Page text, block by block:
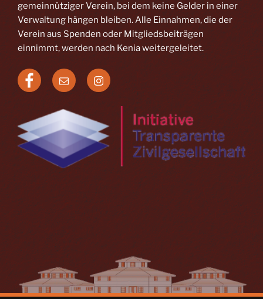
gemeinnütziger Verein, bei dem keine Gelder in einer
Verwaltung hängen bleiben. Alle Einnahmen, die der
Verein aus Spenden oder Mitgliedsbeiträgen
einnimmt, werden nach Kenia weitergeleitet.
Facebook
E-
Mail
Instagram